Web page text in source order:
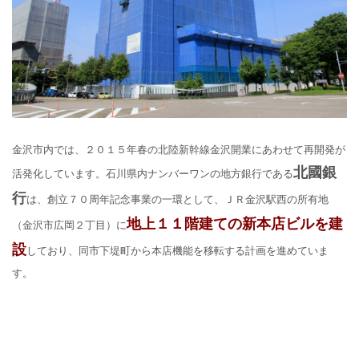
金沢市内では、２０１５年春の北陸新幹線金沢開業にあわせて再開発が
活発化しています。石川県内ナンバーワンの地方銀行である北國銀
行は、創立７０周年記念事業の一環として、ＪＲ金沢駅西の所有地
（金沢市広岡２丁目）に地上１１階建ての新本店ビルを建
設 しており、同市下堤町から本店機能を移転する計画を進めていま
す。